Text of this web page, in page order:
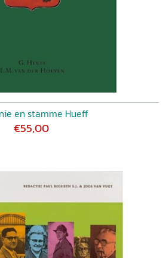
en stamme Hueff
€55,00